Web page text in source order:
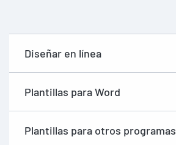
Diseñar en línea
Plantillas para Word
Plantillas para otros programas